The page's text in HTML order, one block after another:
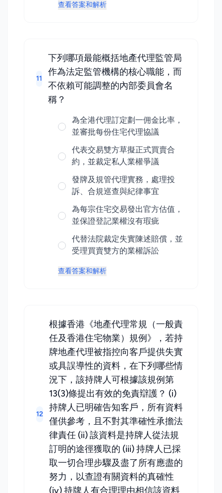
查看答案和解析
11
下列哪項最能概括地產代理監管局
作為法定監管機構的核心職能，而
不依賴可能調整的內部委員會名
稱？
為全港代理訂定劃一佣金比率，
並審批每份住宅代理協議
代表交易雙方草擬正式買賣合
約，並裁定私人業權爭議
發牌及規管代理實務，處理投
訴、合規巡查與紀律事宜
為每宗住宅交易發出官方估值，
並保證登記業權沒有瑕疵
代替法院裁定失實陳述賠償，並
受理買賣雙方的業權訴訟
查看答案和解析
12
根據香港《地產代理常規（一般責
任及香港住宅物業）規例》，若持
牌地產代理被指控向客戶提供失實
或具誤導性的資料，在下列哪些情
況下，該持牌人可根據該規例第
13(3)條提出有效的免責辯護？ (i)
持牌人已明確告知客戶，所有資料
僅供參考，且不對其準確性承擔法
律責任 (ii) 該資料是持牌人從法規
訂明的途徑獲取的 (iii) 持牌人已採
取一切合理步驟及盡了所有應盡的
努力，以查證有關資料的真確性
(iv) 持牌人有合理理由相信該資料